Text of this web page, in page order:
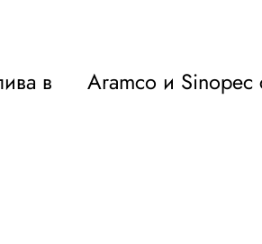
в
Aramco и Sinopec